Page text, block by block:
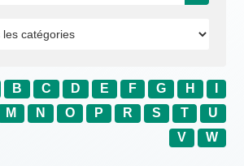
B C D E F G H
M N O P R S T
U
V
W